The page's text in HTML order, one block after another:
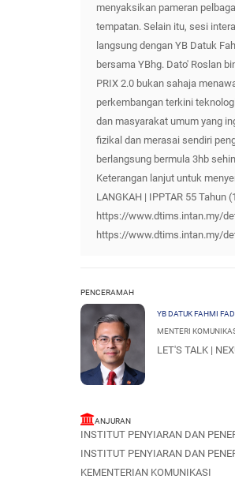
menyaksikan pameran
tempatan. Selain itu, sesi
langsung dengan YB Datuk
bersama YBhg. Dato' Roslan
PRIX 2.0 bukan sahaja
perkembangan terkini
dan masyarakat umum yang
fizikal dan merasai sendiri
berlangsung bermula 3hb
Keterangan lanjut untuk
LANGKAH | IPPTAR 55 Tahun
https://www.dtims.intan.my/
https://www.dtims.intan.my/
PENCERAMAH
YB DATUK FAHMI
MENTERI
LET'S TALK |
ANJURAN
INSTITUT PENYIARAN DAN
INSTITUT PENYIARAN DAN
KEMENTERIAN KOMUNIKASI